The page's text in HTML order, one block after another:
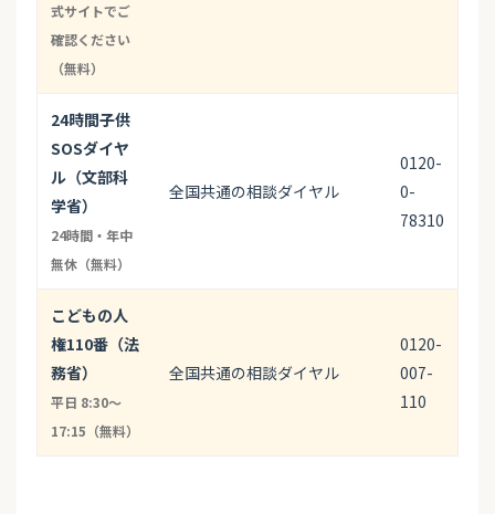
式サイトでご
確認ください
（無料）
24時間子供
SOSダイヤ
ル（文部科
学省）
24時間・年中
無休（無料）
全国共通の相談ダイヤル
0120-
0-
78310
こどもの人
権110番（法
務省）
平日 8:30〜
17:15（無料）
全国共通の相談ダイヤル
0120-
007-
110